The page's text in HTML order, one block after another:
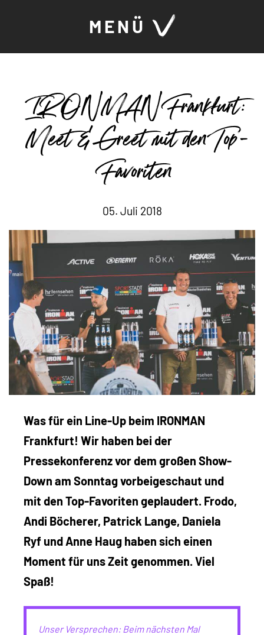
MENÜ
IRONMAN Frankfurt:
Meet & Greet mit den Top-
Favoriten
05. Juli 2018
Was für ein Line-Up beim IRONMAN
Frankfurt! Wir haben bei der
Pressekonferenz vor dem großen Show-
Down am Sonntag vorbeigeschaut und
mit den Top-Favoriten geplaudert. Frodo,
Andi Böcherer, Patrick Lange, Daniela
Ryf und Anne Haug haben sich einen
Moment für uns Zeit genommen. Viel
Spaß!
Unser Versprechen: Beim nächsten Mal